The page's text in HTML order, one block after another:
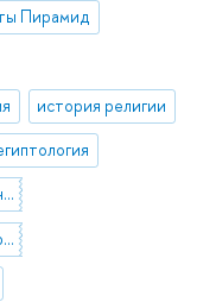
Пирамид
история религии
Культура и культурная антропология Древнего Египта
древнеегипетская литература и ее фольклорные составляющие